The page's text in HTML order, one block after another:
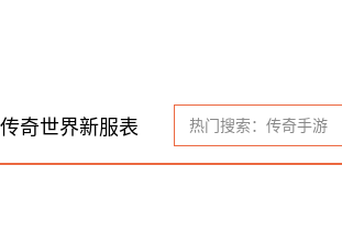
传奇世界新服表